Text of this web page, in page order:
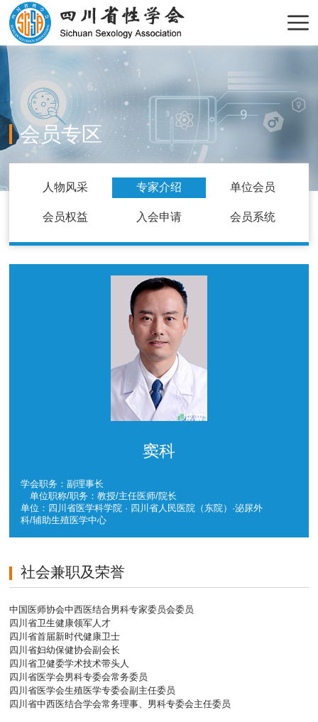
会员专区
人物风采 专家介绍 单位会员
会员权益 入会申请 会员系统
窦科
学会职务：副理事长
单位职称/职务：教授/主任医师/院长
单位：四川省医学科学院 · 四川省人民医院（东院）·泌尿外
科/辅助生殖医学中心
社会兼职及荣誉
中国医师协会中西医结合男科专家委员会委员
四川省卫生健康领军人才
四川省首届新时代健康卫士
四川省妇幼保健协会副会长
四川省卫健委学术技术带头人
四川省医学会男科专委会常务委员
四川省医学会生殖医学专委会副主任委员
四川省中西医结合学会常务理事、男科专委会主任委员